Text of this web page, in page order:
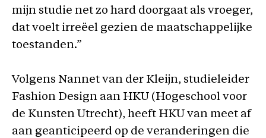
mijn studie net zo hard doorgaat als vroeger,
dat voelt irreëel gezien de maatschappelijke
toestanden.”
Volgens Nannet van der Kleijn, studieleider
Fashion Design aan HKU (Hogeschool voor
de Kunsten Utrecht), heeft HKU van meet af
aan geanticipeerd op de veranderingen die